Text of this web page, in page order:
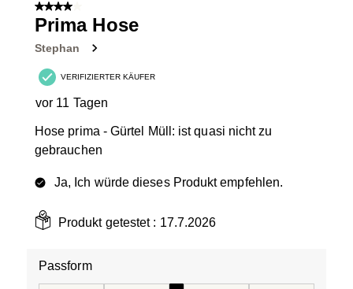
4 von 5 Sternen.
Prima Hose
Stephan
VERIFIZIERTER KÄUFER
vor 11 Tagen
Hose prima - Gürtel Müll: ist quasi nicht zu
gebrauchen
Ja, Ich würde dieses Produkt empfehlen.
Produkt getestet : 17.7.2026
Passform